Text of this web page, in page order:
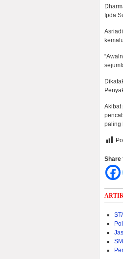
Ipda
Akibat
paling
Share